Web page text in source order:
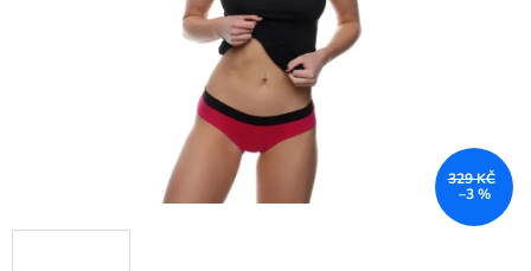
329 KČ
–3 %